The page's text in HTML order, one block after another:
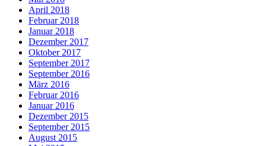
April 2018
Februar 2018
Januar 2018
Dezember 2017
Oktober 2017
September 2017
September 2016
März 2016
Februar 2016
Januar 2016
Dezember 2015
September 2015
August 2015